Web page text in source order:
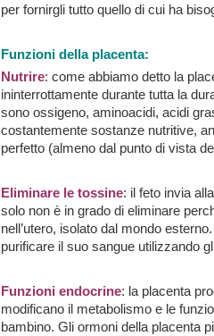
per fornirgli tutto quello di cui ha
Funzioni della placenta:
Nutrire: come abbiamo detto la
ininterrottamente durante tutta la
sono ossigeno, aminoacidi, acidi
costantemente sostanze nutritive,
perfetto (almeno dal punto di vista
Eliminare le tossine: il feto invia
solo non è in grado di eliminare
nell’utero, isolato dal mondo
purificare il suo sangue utilizzando
Funzioni endocrine: la placenta
modificano il metabolismo e le
bambino. Gli ormoni della placenta